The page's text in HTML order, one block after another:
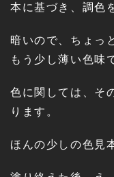
本に基づき、調色
暗いので、ちょっ
もう少し薄い色味
色に関しては、そ
ります。
ほんの少しの色見